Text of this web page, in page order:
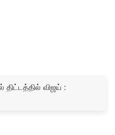
திட்டத்தில் விஜய் :